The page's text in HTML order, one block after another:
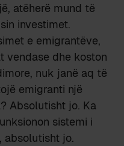
atëherë mund të
investimet.
e emigrantëve,
vendase dhe koston
nuk janë aq të
emigranti një
Absolutisht jo. Ka
sistemi i
absolutisht jo.